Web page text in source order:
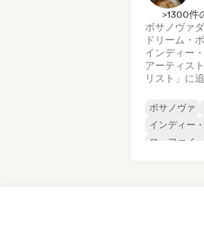
>1300件
ボサノヴァ
ドリーム・
インディー
アーティス
リスト」に
ボサノヴァ
インディー
ローファイ